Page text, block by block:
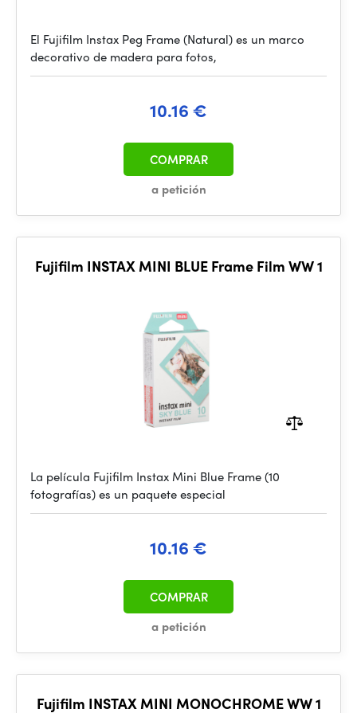
El Fujifilm Instax Peg Frame (Natural) es un marco
decorativo de madera para fotos,
10.16 €
a petición
COMPRAR
Fujifilm INSTAX MINI BLUE Frame Film WW 1
La película Fujifilm Instax Mini Blue Frame (10
fotografías) es un paquete especial
10.16 €
a petición
COMPRAR
Fujifilm INSTAX MINI MONOCHROME WW 1